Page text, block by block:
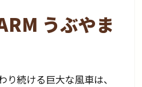
うぶやま
続ける巨大な風車は、